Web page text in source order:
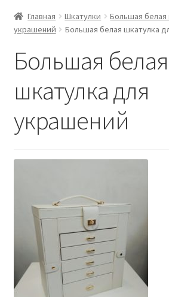
Главная Шкатулки
Большая белая
украшений
Большая белая шкатулка
Большая белая
шкатулка для
украшений